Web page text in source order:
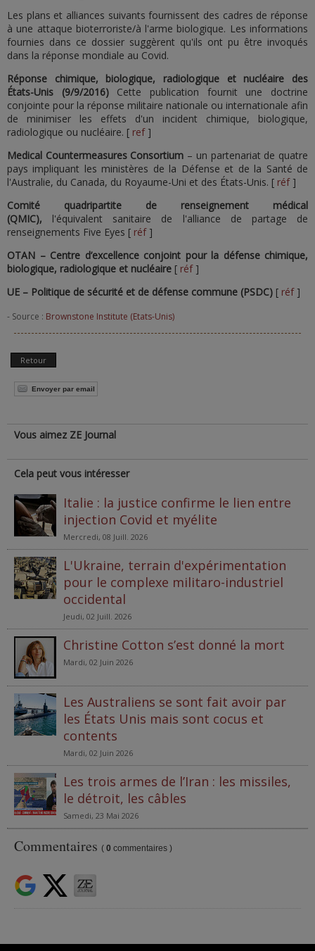
Les plans et alliances suivants fournissent des cadres de réponse
à une attaque bioterroriste/à l'arme biologique. Les informations
fournies dans ce dossier suggèrent qu'ils ont pu être invoqués
dans la réponse mondiale au Covid.
Réponse chimique, biologique, radiologique et nucléaire des
États-Unis (9/9/2016)Cette publication fournit une doctrine
conjointe pour la réponse militaire nationale ou internationale afin
de minimiser les effets d'un incident chimique, biologique,
radiologique ou nucléaire. [ ref]
Medical Countermeasures Consortium – un partenariat de quatre
pays impliquant les ministères de la Défense et de la Santé de
l'Australie, du Canada, du Royaume-Uni et des États-Unis. [ réf]
Comité quadripartite de renseignement médical
(QMIC), l'équivalent sanitaire de l'alliance de partage de
renseignements Five Eyes [ réf]
OTAN – Centre d’excellence conjoint pour la défense chimique,
biologique, radiologique et nucléaire [ réf]
UE – Politique de sécurité et de défense commune (PSDC) [ réf]
- Source : Brownstone Institute (Etats-Unis)
Retour
Envoyer par email
Vous aimez ZE Journal
Cela peut vous intéresser
Italie : la justice confirme le lien entre
injection Covid et myélite
Mercredi, 08 Juill. 2026
L'Ukraine, terrain d'expérimentation
pour le complexe militaro-industriel
occidental
Jeudi, 02 Juill. 2026
Christine Cotton s’est donné la mort
Mardi, 02 Juin 2026
Les Australiens se sont fait avoir par
les États Unis mais sont cocus et
contents
Mardi, 02 Juin 2026
Les trois armes de l’Iran : les missiles,
le détroit, les câbles
Samedi, 23 Mai 2026
Commentaires ( 0 commentaires )